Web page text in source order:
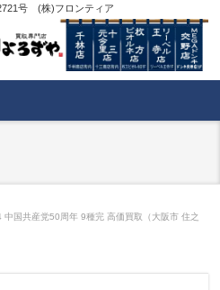
号 (株)フロンティア
中国共産党50周年 9種完 高価買取（大阪市 住之